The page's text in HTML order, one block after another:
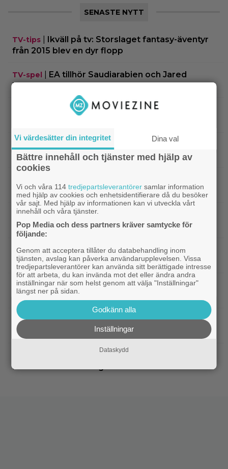
SENASTE NYTT
TV-tips
Ikväll på tv: Storslaget fantasy-äventyr
från 2015 blev en dyr flopp
TV-spel
EA tillhör Saudiarabien och Jared
Kushner nu – ”blodbad” väntar
Biopremiär för Jackie Chans nya
Filmpostern var för läskig – Warner Bros
får skäll
spel: ”The Last of Us” på plats 2
Skräck|Nästa ”Insidious” får svensk biopremiär
om bara 2 veckor
Bioaktuellt|”Spider-Man: Brand New Day” tar
över som 2026 års största biofilm
Disney Plus |18 år senare släpps ”Arkiv X”-filmen
på nytt – se trailern
Hollywood|Anya Taylor-Joy förklarar: ”Därför är
method actors bara män”
Minns ni ”The Division”-filmen? Den kan
fortfarande bli verklighet
Vi värdesätter din integritet Dina val
Bättre innehåll och tjänster med hjälp av
cookies
Vi och våra 114tredjepartsleverantörer samlar information
med hjälp av cookies och enhetsidentifierare då du besöker
vår sajt. Med hjälp av informationen kan vi utveckla vårt
innehåll och våra tjänster.
Pop Media och dess partners kräver samtycke för
följande:
Genom att acceptera tillåter du databehandling inom
tjänsten, avslag kan påverka användarupplevelsen. Vissa
tredjepartsleverantörer kan använda sitt berättigade intresse
för att arbeta, du kan invända mot det eller ändra andra
inställningar när som helst genom att välja "Inställningar"
längst ner på sidan.
Godkänn alla
Inställningar
Dataskydd